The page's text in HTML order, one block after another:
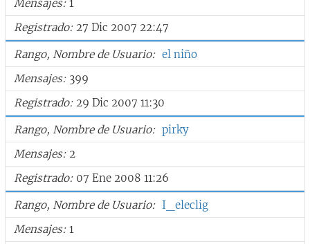
Mensajes 1
Registrado 27 Dic 2007 22:47
Rango, Nombre de Usuario
el niño
Mensajes 399
Registrado 29 Dic 2007 11:30
Rango, Nombre de Usuario
pirky
Mensajes 2
Registrado 07 Ene 2008 11:26
Rango, Nombre de Usuario
I_eleclig
Mensajes 1